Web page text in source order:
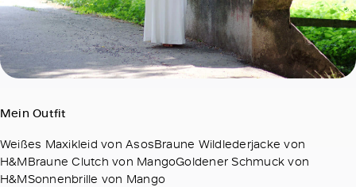
Mein Outfit
Weißes Maxikleid von AsosBraune Wildlederjacke von
H&MBraune Clutch von MangoGoldener Schmuck von
H&MSonnenbrille von Mango